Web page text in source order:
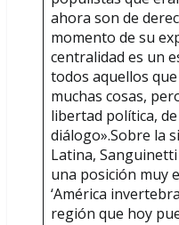
ahora son de
momento de su
centralidad es un
todos aquellos
muchas cosas,
libertad política, de
diálogo».Sobre la
Latina,
una posición muy
‘América
región que hoy